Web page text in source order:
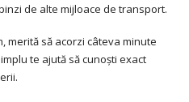
de alte mijloace de transport.
merită să acorzi câteva minute
te ajută să cunoști exact